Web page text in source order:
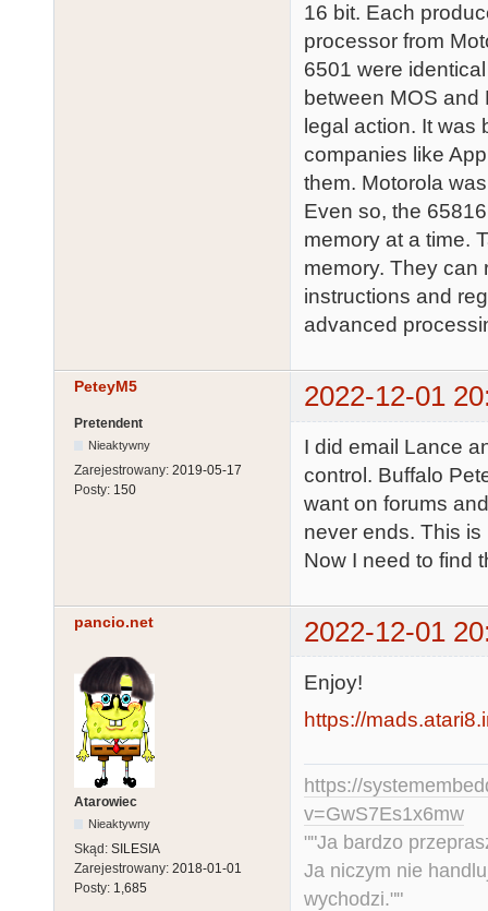
16 bit. Each
processor from
6501 were
between MOS
legal action. It
companies like
them. Motorola
Even so, the
memory at a time.
memory. They can
instructions and
advanced
PeteyM5 2022-12-01
Pretendent
Nieaktywny
Zarejestrowany: 2019-05-17
Posty: 150
I did email Lance
control. Buffalo
want on forums
never ends. This
Now I need to find
pancio.net 2022-12-01
Atarowiec
Nieaktywny
Skąd: SILESIA
Zarejestrowany: 2018-01-01
Posty: 1,685
Enjoy!
https://
https://
v=GwS7Es1x6mw
""Ja bardzo
Ja niczym nie
wychodzi.""